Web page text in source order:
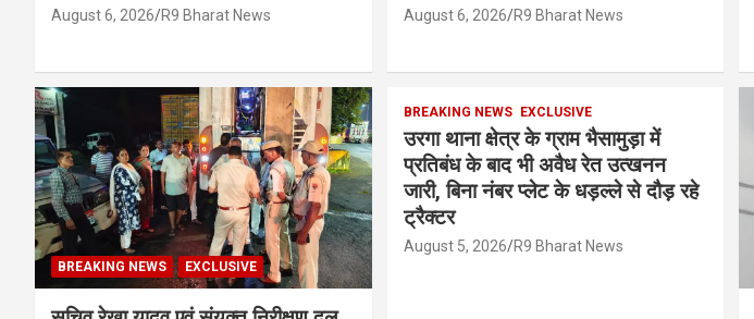
August 6, 2026 R9 Bharat News August 6, 2026 R9 Bharat News
BREAKING NEWS EXCLUSIVE
BREAKING NEWS EXCLUSIVE
उरगा थाना क्षेत्र के ग्राम भैसामुड़ा में
प्रतिबंध के बाद भी अवैध रेत उत्खनन
जारी, बिना नंबर प्लेट के धड़ल्ले से दौड़ रहे
ट्रैक्टर
August 5, 2026 R9 Bharat News